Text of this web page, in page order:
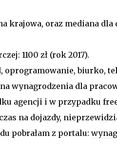
krajowa, oraz mediana dla
1100 zł (rok 2017).
biurko,
wynagrodzenia dla
agencji i w przypadku
na dojazdy,
pobrałam z portalu: